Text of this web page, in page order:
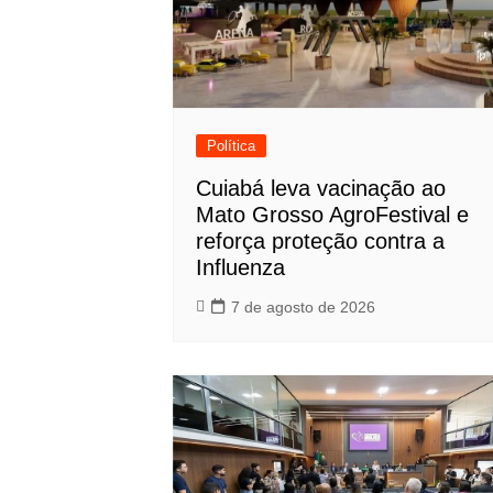
Política
Cuiabá leva vacinação ao
Mato Grosso AgroFestival e
reforça proteção contra a
Influenza
7 de agosto de 2026